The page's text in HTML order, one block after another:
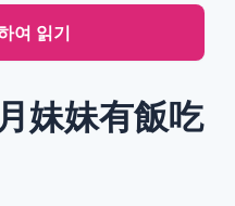
여 읽기
妹妹有飯吃